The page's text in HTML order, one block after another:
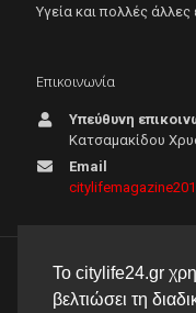
Το citylife24.gr
βελτιώσει τη
Υγεία και πολλές άλλες
Επικοινωνία
Υπεύθυνη
Κατσαμακίδου
Email
© 2026 City Life